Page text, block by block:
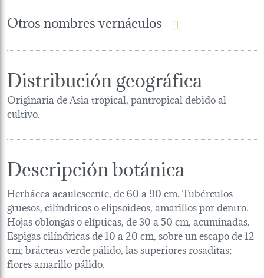
Otros nombres vernáculos
Distribución geográfica
Originaria de Asia tropical, pantropical debido al
cultivo.
Descripción botánica
Herbácea acaulescente, de 60 a 90 cm. Tubérculos
gruesos, cilíndricos o elipsoideos, amarillos por dentro.
Hojas oblongas o elípticas, de 30 a 50 cm, acuminadas.
Espigas cilíndricas de 10 a 20 cm, sobre un escapo de 12
cm; brácteas verde pálido, las superiores rosaditas;
flores amarillo pálido.